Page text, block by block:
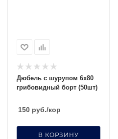
Дюбель с шурупом 6х80
грибовидный борт (50шт)
150 руб./кор
В КОРЗИНУ